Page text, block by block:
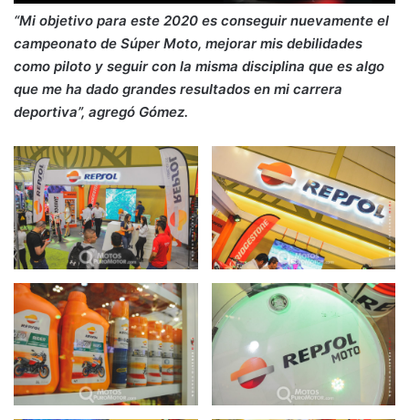
“Mi objetivo para este 2020 es conseguir nuevamente el
campeonato de Súper Moto, mejorar mis debilidades
como piloto y seguir con la misma disciplina que es algo
que me ha dado grandes resultados en mi carrera
deportiva”, agregó Gómez.